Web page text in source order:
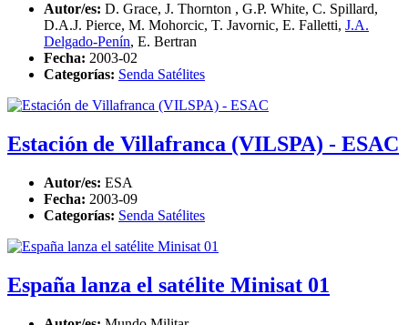
Autor/es: D. Grace, J. Thornton , G.P. White, C. Spillard,
D.A.J. Pierce, M. Mohorcic, T. Javornic, E. Falletti, J.A.
Delgado-Penín, E. Bertran
Fecha: 2003-02
Categorías: Senda Satélites
Estación de Villafranca (VILSPA) - ESAC
Autor/es: ESA
Fecha: 2003-09
Categorías: Senda Satélites
España lanza el satélite Minisat 01